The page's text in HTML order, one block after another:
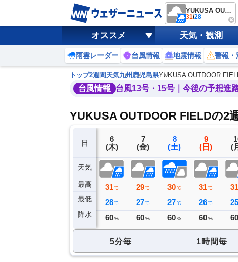
YUKUSA OUTDOOR FIELD
31/28
オススメ 天気・観測
雨雲レーダー 台風情報 地震情報 警報・
トップ2週間天気九州 鹿児島県YUKUSA OUTDOOR
台風情報 台風13号・15号｜今後の予想進
YUKUSA OUTDOOR FIELDの2
日
天気
最高
最低
降水
5
(水)
33℃
26℃
ミリ
6
(木)
31 ℃
28 ℃
60 %
7
(金)
29 ℃
27 ℃
60 %
8
(土)
30 ℃
27 ℃
60 %
9
(日)
31 ℃
26 ℃
60 %
(
31
25
60
5分毎 1時間毎